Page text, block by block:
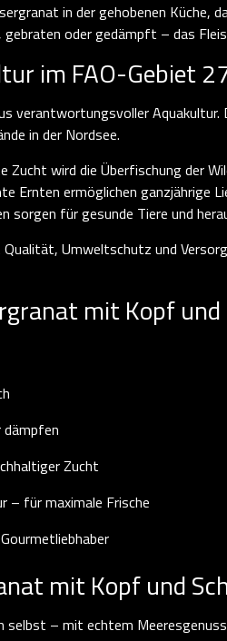
in der gehobenen Küche,
oder gedämpft – das
im FAO-Gebiet
verantwortungsvoller
in der Nordsee.
Zucht wird die Überfischung der
Ernten ermöglichen ganzjährige
sorgen für gesunde Tiere und
Qualität, Umweltschutz und
mit Kopf
dämpfen
Zucht
– für maximale Frische
mit Kopf und
selbst – mit echtem